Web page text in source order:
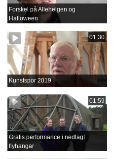
Forskel på Allehelgen og
Halloween
01:30
Kunstspor 2019
01:59
Gratis performance i nedlagt
flyhangar